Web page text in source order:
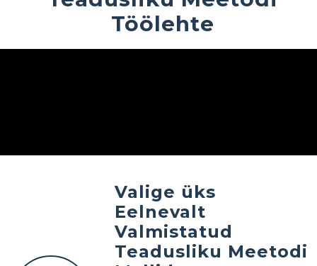
Töölehte
Valige üks
Eelnevalt
Valmistatud
Teadusliku Meetodi